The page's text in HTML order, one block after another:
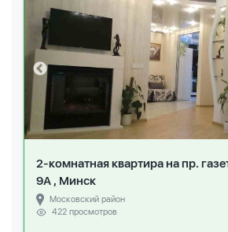
2-комнатная квартира на пр.
9А , Минск
Московский район
422 просмотров